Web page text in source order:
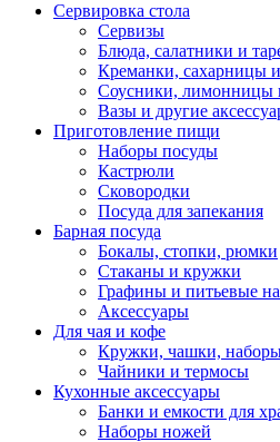
Сервировка стола
Сервизы
Блюда, салатники и
Креманки, сахарницы
Соусники, лимонницы
Вазы и другие
Приготовление пищи
Наборы посуды
Кастрюли
Сковородки
Посуда для запекания
Барная посуда
Бокалы, стопки, рюмки
Стаканы и кружки
Графины и питьевые
Аксессуары
Для чая и кофе
Кружки, чашки,
Чайники и термосы
Кухонные аксессуары
Банки и емкости для
Наборы ножей